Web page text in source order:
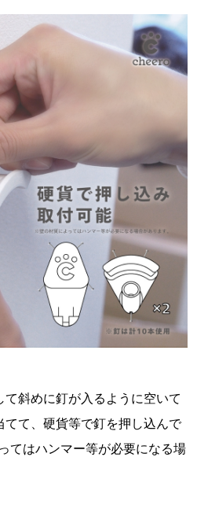
斜めに釘が入るように空いて
て、硬貨等で釘を押し込んで
てはハンマー等が必要になる場